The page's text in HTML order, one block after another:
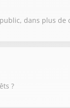
dans plus
?